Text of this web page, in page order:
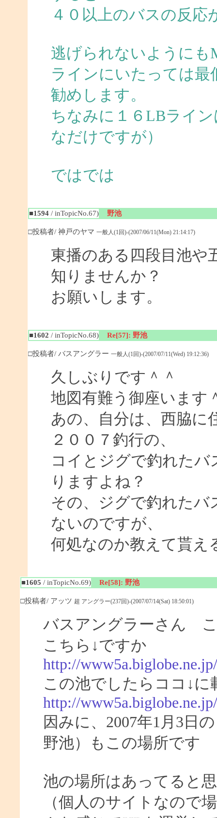
４０以上のバスの反
逃げられないようにも
ラインにいたっては
勧めします。
ちなみに１６LBライ
なだけですが）
ではでは
■1594/ inTopicNo.67) 野池
□投稿者/ 神戸のヤマ 一般人(1回)-(2007/06/11(Mon) 21:14:17)
東播のある四段目池や
知りませんか？
お願いします。
■1602 / inTopicNo.68) Re[57]: 野池
□投稿者/ バスアングラー 一般人(1回)-(2007/07/11(Wed) 19:12:36)
久しぶりです＾＾
地図有難う御座います
あの、自分は、西脇に
２００７釣行の、
コイとジグで釣れたバ
りますよね？
その、ジグで釣れたバ
ないのですが、
何処なのか教えて貰え
■1605 / inTopicNo.69) Re[58]: 野池
□投稿者/ アッツ 超 アングラー(237回)-(2007/07/14(Sat) 18:50:01)
バスアングラーさん
こちら↓ですか
http://
この池でしたらココ↓に
http://
因みに、2007年1月3日
野池）もこの場所です
池の場所はあってると
（個人のサイトなので